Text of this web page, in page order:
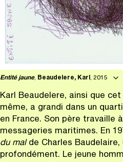
Entité jaune, Beaudelere, Karl , 2015
Karl Beaudelere, ainsi que
même, a grandi dans un
en France. Son père travaille
messageries maritimes. En
du malde Charles
profondément. Le jeune